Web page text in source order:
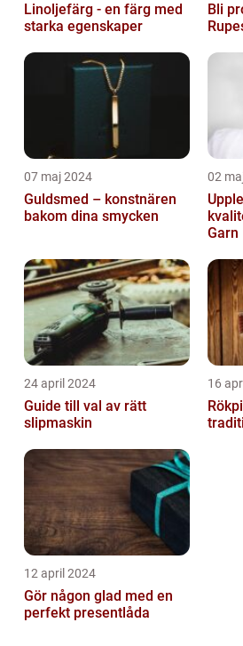
Linoljefärg - en färg med
starka egenskaper
Bli
07 maj 2024
Guldsmed – konstnären
bakom dina smycken
02
Garn
24 april 2024
Guide till val av rätt
slipmaskin
16
12 april 2024
Gör någon glad med en
perfekt presentlåda